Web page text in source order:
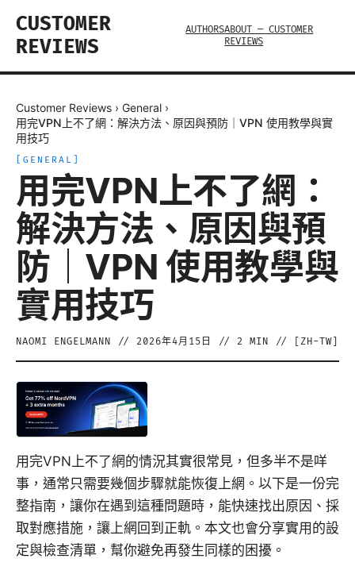
CUSTOMER
REVIEWS
AUTHORSABOUT — CUSTOMER
REVIEWS
Customer Reviews › General ›
用完VPN上不了網：解決方法、原因與預防｜VPN 使用教學與實
用技巧
GENERAL
用完VPN上不了網：
解決方法、原因與預
防｜VPN 使用教學與
實用技巧
NAOMI ENGELMANN // 2026年4月15日 // 2 MIN // [ ZH-TW
用完VPN上不了網的情況其實很常見，但多半不是咩
事，通常只需要幾個步驟就能恢復上網。以下是一份完
整指南，讓你在遇到這種問題時，能快速找出原因、採
取對應措施，讓上網回到正軌。本文也會分享實用的設
定與檢查清單，幫你避免再發生同樣的困擾。